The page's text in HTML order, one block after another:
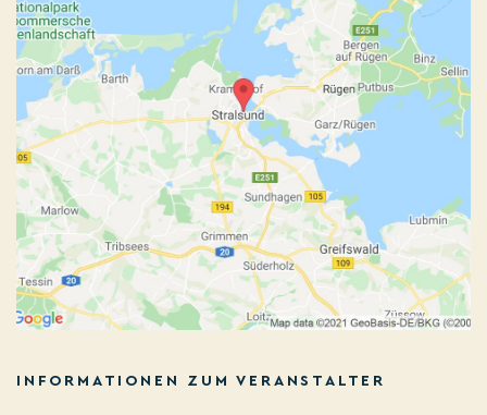
INFORMATIONEN ZUM VERANSTALTER